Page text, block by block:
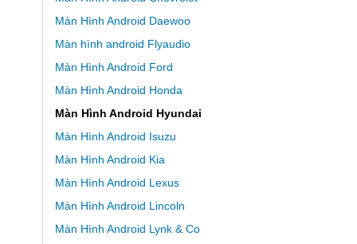
Màn Hình Android Daewoo
Màn hình android Flyaudio
Màn Hình Android Ford
Màn Hình Android Honda
Màn Hình Android Hyundai
Màn Hình Android Isuzu
Màn Hình Android Kia
Màn Hình Android Lexus
Màn Hình Android Lincoln
Màn Hình Android Lynk & Co